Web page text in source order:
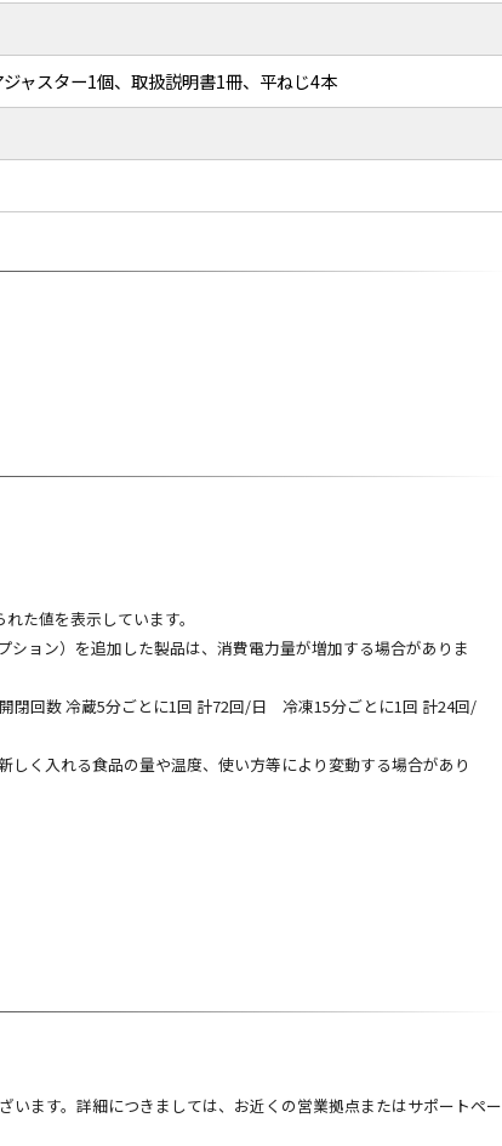
ャスター1個、取扱説明書1冊、平ねじ4本
た値を表示しています。
ョン）を追加した製品は、消費電力量が増加する場合がありま
回数 冷蔵5分ごとに1回 計72回/日 冷凍15分ごとに1回 計24回/
く入れる食品の量や温度、使い方等により変動する場合があり
ます。詳細につきましては、お近くの営業拠点またはサポートペー